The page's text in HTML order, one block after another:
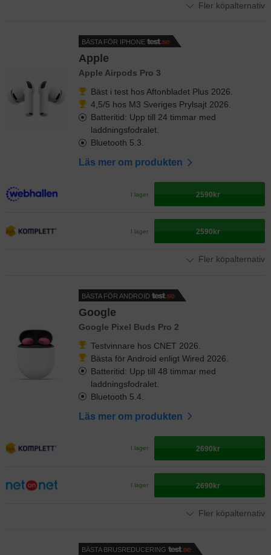
Fler köpalternativ
BÄSTA FÖR IPHONE
Apple
Apple Airpods Pro 3
Bäst i test hos Aftonbladet Plus 2026.
4,5/5 hos M3 Sveriges Prylsajt 2026.
Batteritid: Upp till 24 timmar med
laddningsfodralet.
Bluetooth 5.3.
Läs mer om produkten
I lager 2590kr
I lager 2590kr
Fler köpalternativ
BÄSTA FÖR ANDROID
Google
Google Pixel Buds Pro 2
Testvinnare hos CNET 2026.
Bästa för Android enligt Wired 2026.
Batteritid: Upp till 48 timmar med
laddningsfodralet.
Bluetooth 5.4.
Läs mer om produkten
I lager 2690kr
I lager 2690kr
Fler köpalternativ
BÄSTA BRUSREDUCERING